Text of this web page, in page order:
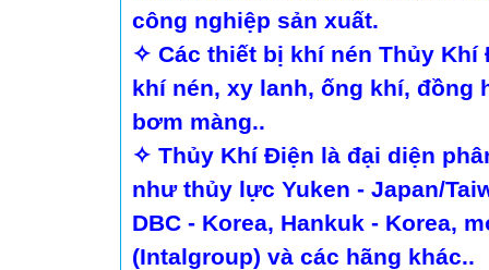
công nghiệp sản xuất.
✧ Các thiết bị khí nén Thủy
khí nén, xy lanh, ống khí, đồng
bơm màng..
✧ Thủy Khí Điện là đại diện
như thủy lực Yuken - Japan/
DBC - Korea, Hankuk - Korea,
(Intalgroup) và các hãng khác..